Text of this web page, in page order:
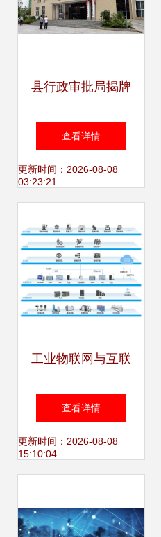
县行政审批局揭牌
成立，开启“互联网
+数据服务”新篇章
查看详情
更新时间：2026-08-08
03:23:21
工业物联网与互联
网数据服务 共筑智
能制造的基石
查看详情
更新时间：2026-08-08
15:10:04